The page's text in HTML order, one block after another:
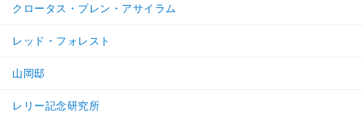
クロータス・プレン・アサイラム
レッド・フォレスト
山岡邸
レリー記念研究所